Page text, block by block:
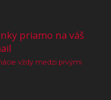
priamo na váš
vždy medzi prvými